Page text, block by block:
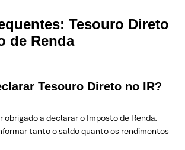
Tesouro Direto
de Renda
Tesouro Direto no IR?
obrigado a declarar o Imposto de Renda.
tanto o saldo quanto os rendimentos